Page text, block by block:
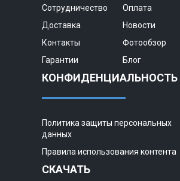
Сотрудничество
Оплата
Доставка
Новости
Контакты
Фотообзор
Гарантии
Блог
КОНФИДЕНЦИАЛЬНОСТЬ
Политика защиты персональных
данных
Правила использования контента
СКАЧАТЬ